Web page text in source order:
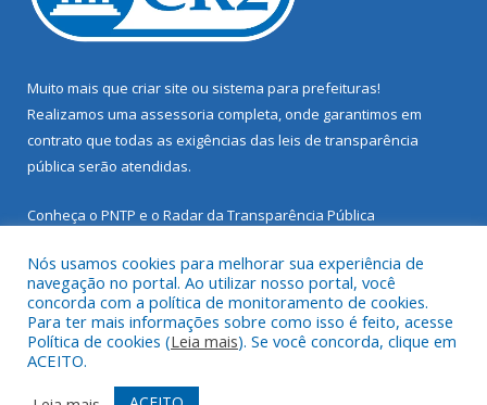
Muito mais que criar site ou sistema para prefeituras!
Realizamos uma assessoria completa, onde garantimos em
contrato que todas as exigências das leis de transparência
pública serão atendidas.
Conheça o PNTP e o Radar da Transparência Pública
Todos os direitos reservados a Prefeitura Municipal de Santarém
Novo.
Mapa do Site Acessar Área Administrativa
Nós usamos cookies para melhorar sua experiência de
navegação no portal. Ao utilizar nosso portal, você
concorda com a política de monitoramento de cookies.
Para ter mais informações sobre como isso é feito, acesse
Política de cookies (Leia mais). Se você concorda, clique em
ACEITO.